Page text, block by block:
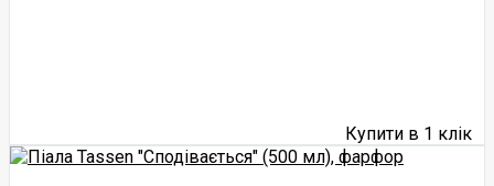
Купити в 1 клік